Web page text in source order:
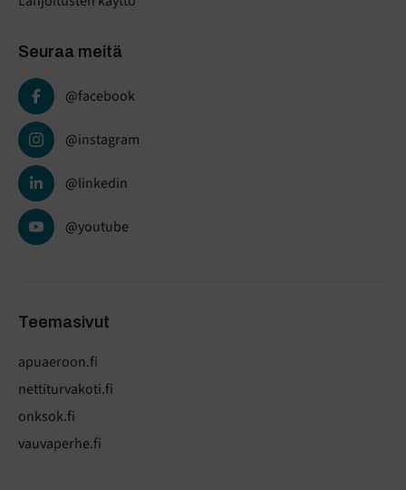
Seuraa meitä
@facebook
@instagram
@linkedin
@youtube
Teemasivut
apuaeroon.fi
nettiturvakoti.fi
onksok.fi
vauvaperhe.fi